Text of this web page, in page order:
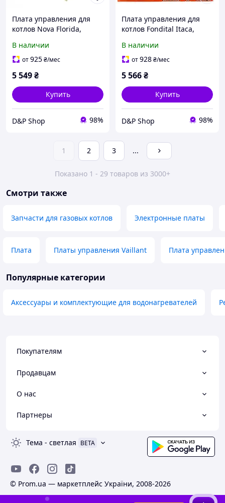
Плата управления для
котлов Nova Florida,
6SCHEMOD26, 48300020
В наличии
от925₴/мес
5 549₴
Купить
D&P Shop 98%
Плата управления для
котлов Fondital Itaca,
Virgo, Orion
В наличии
от928₴/мес
5 566₴
Купить
D&P Shop 98%
1 2 3 ...
Показано 1 - 29 товаров из 3000+
Смотри также
Запчасти для газовых котлов Электронные платы
Плата Платы управления Vaillant Плата
Популярные категории
Аксессуары и комплектующие для водонагревателей
Покупателям
Продавцам
О нас
Партнеры
Тема - светлая BETA
© Prom.ua — маркетплейс України, 2008-2026